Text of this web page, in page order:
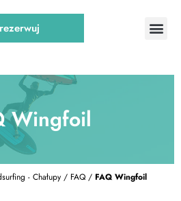
Wingfoil
- Chałupy / FAQ/ FAQ Wingfoil